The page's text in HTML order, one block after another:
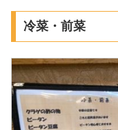
冷菜・前菜